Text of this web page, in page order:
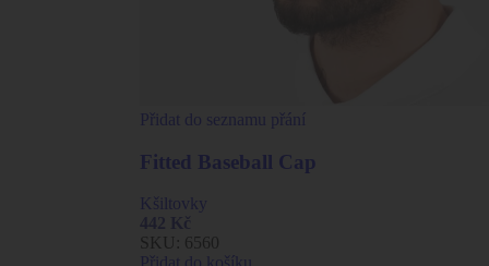
Přidat do seznamu přání
Fitted Baseball Cap
Kšiltovky
SKU: 6560